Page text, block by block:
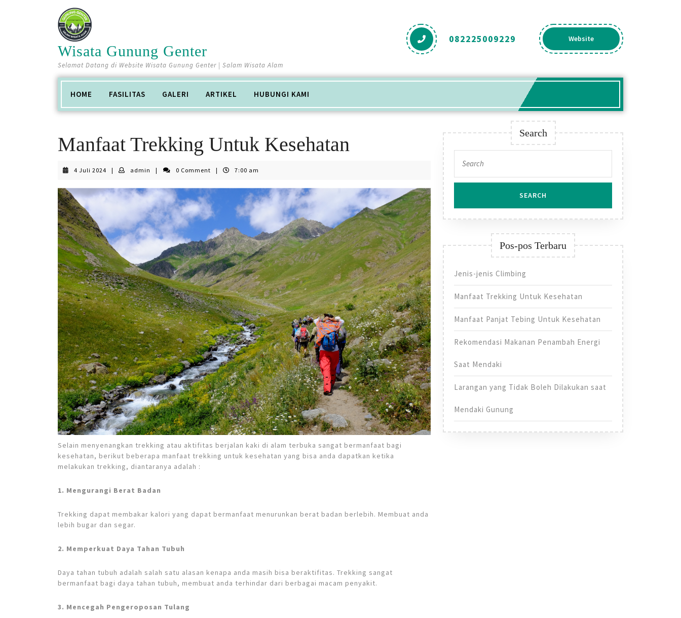
Wisata Gunung Genter
Selamat Datang di Website Wisata Gunung Genter | Salam Wisata Alam
082225009229 WebsiteGet
A
HOME FASILITAS GALERI ARTIKEL HUBUNGI KAMI
Manfaat Trekking Untuk Kesehatan
4 Juli 2024
2024
| admin admin
| 0 Comment | 7:00 am
Selain menyenangkan trekking atau aktifitas berjalan kaki di alam terbuka sangat bermanfaat bagi
kesehatan, berikut beberapa manfaat trekking untuk kesehatan yang bisa anda dapatkan ketika
melakukan trekking, diantaranya adalah :
1. Mengurangi Berat Badan
Trekking dapat membakar kalori yang dapat bermanfaat menurunkan berat badan berlebih. Membuat anda
lebih bugar dan segar.
2. Memperkuat Daya Tahan Tubuh
Daya tahan tubuh adalah salah satu alasan kenapa anda masih bisa beraktifitas. Trekking sangat
bermanfaat bagi daya tahan tubuh, membuat anda terhindar dari berbagai macam penyakit.
3. Mencegah Pengeroposan Tulang
Search
for:
Pos-pos Terbaru
Jenis-jenis Climbing
Manfaat Trekking Untuk Kesehatan
Manfaat Panjat Tebing Untuk Kesehatan
Rekomendasi Makanan Penambah Energi
Saat Mendaki
Larangan yang Tidak Boleh Dilakukan saat
Mendaki Gunung